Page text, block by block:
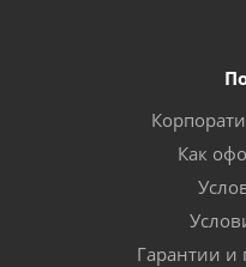
Как
Гарантии и